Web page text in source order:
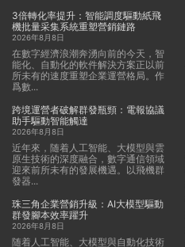
3倍轉化率提升：智能調度驅動紙飛
機批量采集系統重塑營銷鏈路
2026年8月8日
在數字經濟浪潮奔湧向前的今天，智
能化、自動化的軟件解決方案正以前
所未有的速度重塑企業運營格局。作
爲數...
跨境運營者破解群發瓶頸：電報協議
助手驅動智能觸達
2026年8月8日
近年來，随着人工智能、大模型與雲
原生技術的深度融合，數字通信領域
迎來前所未有的發展機遇。以飛機群
發器...
珠三角企業營銷升級：AI大模型驅動
群發腳本效率躍升
2026年8月8日
随着人工智能、大模型與自動化技術